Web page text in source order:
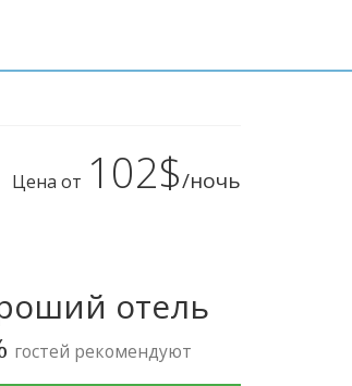
Цена от 102$/ночь
отель
гостей рекомендуют